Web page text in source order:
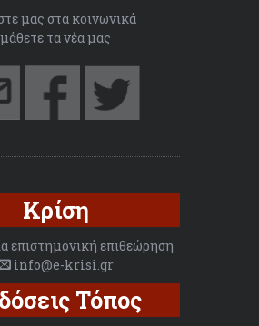
μας στα κοινωνικά
τα νέα μας
Κρίση
επιστημονική επιθεώρηση
info@e-krisi.gr
Τόπος